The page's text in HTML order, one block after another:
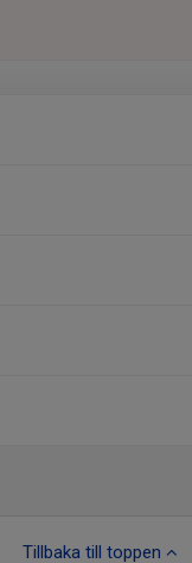
Tillbaka till toppen